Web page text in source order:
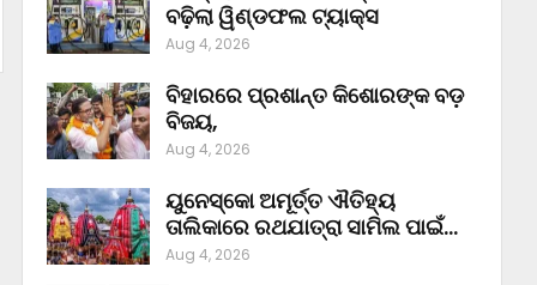
ବଢ଼ିଲା ୱିଣ୍ଡଫଲ ଟ୍ୟାକ୍ସ
Aug 4, 2026
ବିହାରରେ ପ୍ରଶାନ୍ତ କିଶୋରଙ୍କ ବଡ଼
ବିଜୟ,
Aug 4, 2026
ୟୁନେସ୍କୋ ଅମୂର୍ତ୍ତ ଐତିହ୍ୟ
ତାଲିକାରେ ରଥଯାତ୍ରା ସାମିଲ ପାଇଁ…
Aug 4, 2026